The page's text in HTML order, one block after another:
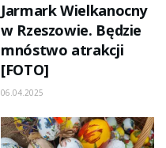
Jarmark Wielkanocny
w Rzeszowie. Będzie
mnóstwo atrakcji
[FOTO]
06.04.2025